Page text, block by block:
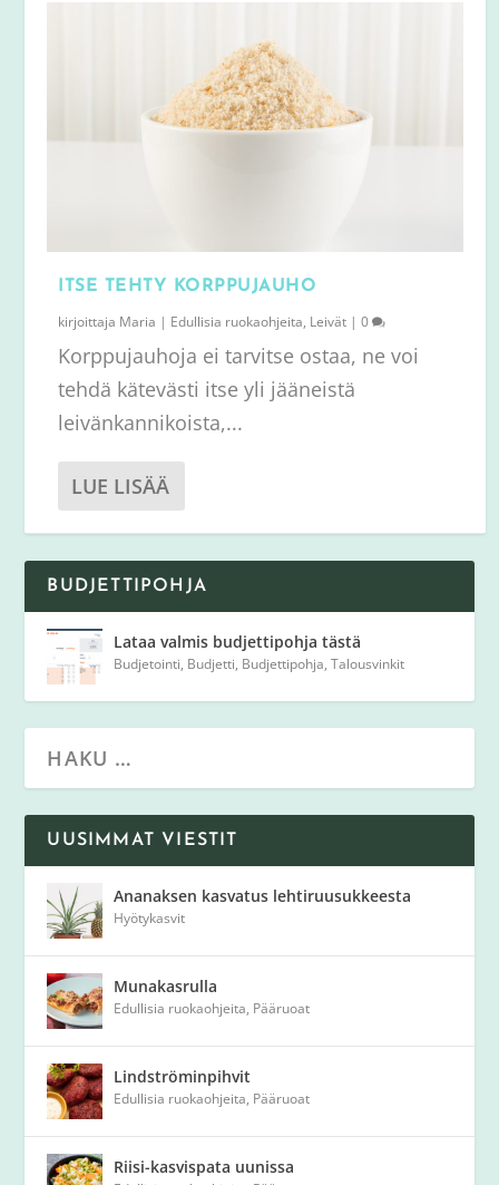
ITSE TEHTY KORPPUJAUHO
kirjoittaja Maria | Edullisia ruokaohjeita, Leivät |0
Korppujauhoja ei tarvitse ostaa, ne voi
tehdä kätevästi itse yli jääneistä
leivänkannikoista,...
LUE LISÄÄ
BUDJETTIPOHJA
Lataa valmis budjettipohja tästä
Budjetointi, Budjetti, Budjettipohja,Talousvinkit
UUSIMMAT VIESTIT
Ananaksen kasvatus lehtiruusukkeesta
Hyötykasvit
Munakasrulla
Edullisia ruokaohjeita, Pääruoat
Lindströminpihvit
Edullisia ruokaohjeita, Pääruoat
Riisi-kasvispata uunissa